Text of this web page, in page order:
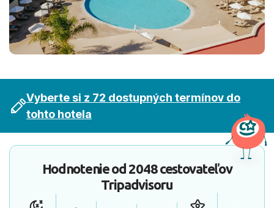
Vyberte si z 72 dostupných termínov do
tohto hotela
Hodnotenie od2048 cestovateľov
Tripadvisoru